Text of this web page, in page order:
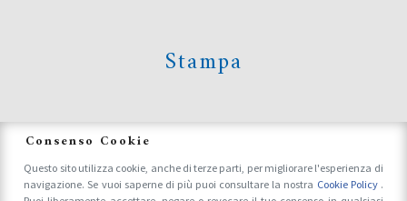
Stampa
Accrediti Stampa e Fotografi
Consenso Cookie
Questo sito utilizza cookie, anche di terze parti, per migliorare l'esperienza di
navigazione. Se vuoi saperne di più puoi consultare la nostra Cookie Policy .